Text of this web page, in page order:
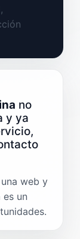
no
y ya
web y
un